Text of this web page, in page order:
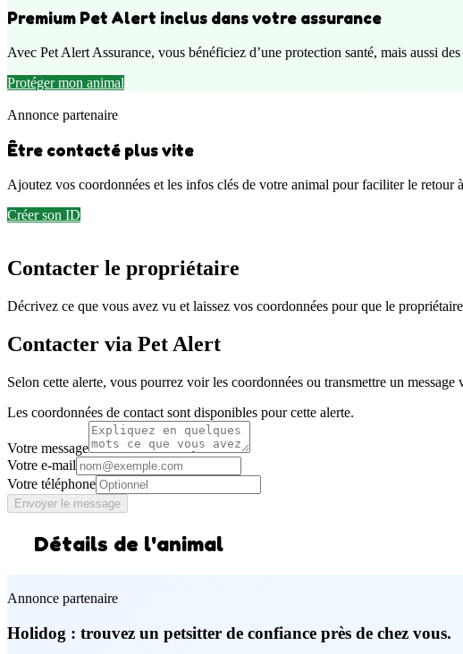
Premium Pet Alert inclus dans votre assurance
Avec Pet Alert Assurance, vous bénéficiez d’une protection santé, mais aussi
Protéger mon animal
Annonce partenaire
Être contacté plus vite
Ajoutez vos coordonnées et les infos clés de votre animal pour faciliter le retour
Créer son ID
Contacter le propriétaire
Décrivez ce que vous avez vu et laissez vos coordonnées pour que le
Contacter via Pet Alert
Selon cette alerte, vous pourrez voir les coordonnées ou transmettre un message
Les coordonnées de contact sont disponibles pour cette alerte.
Votre message
Votre e-mail
Votre téléphone
Envoyer le message
Détails de l'animal
Annonce partenaire
Holidog : trouvez un petsitter de confiance près de chez vous.